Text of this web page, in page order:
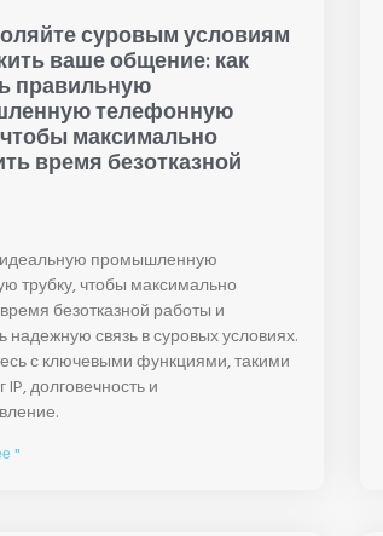
суровым условиям
ваше общение: как
правильную
телефонную
максимально
время безотказной
промышленную
трубку, чтобы максимально
безотказной работы и
надежную связь в суровых условиях.
с ключевыми функциями, такими
IP, долговечность и
"